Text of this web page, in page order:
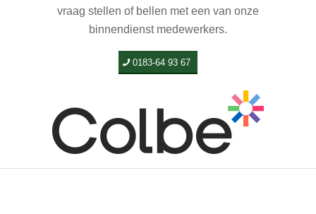
vraag stellen of bellen met een van onze
binnendienst medewerkers.
0183-64 93 67